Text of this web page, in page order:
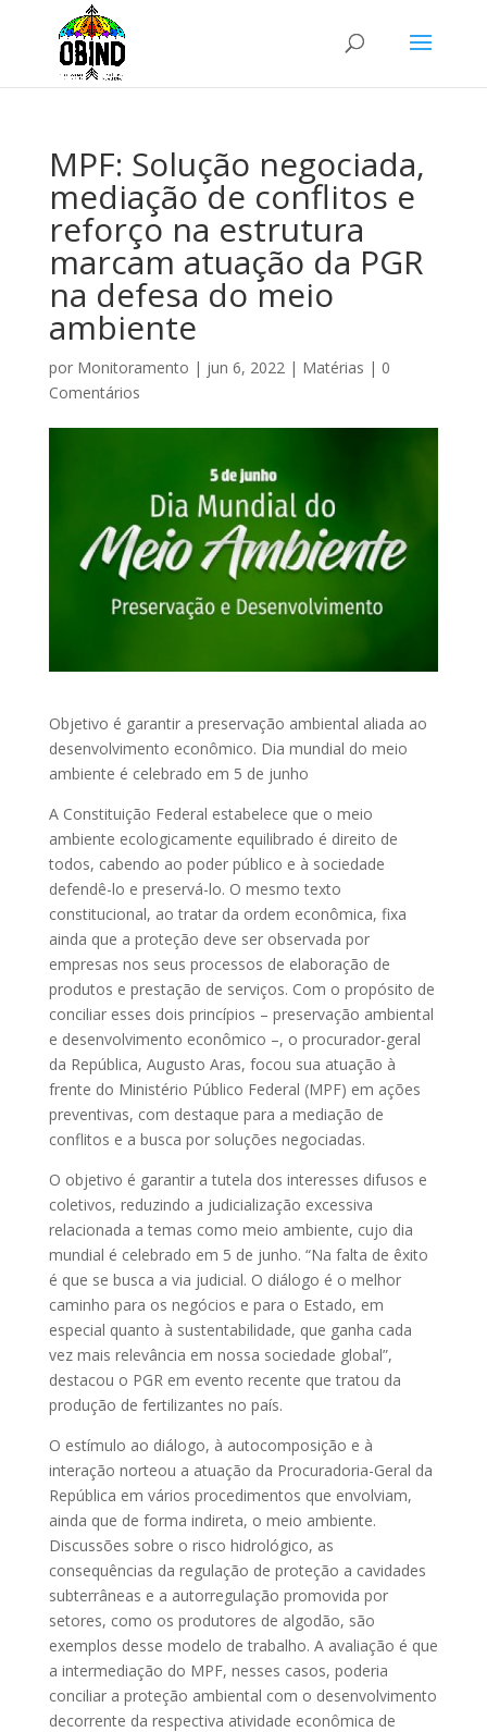
MPF: Solução negociada,
mediação de conflitos e
reforço na estrutura
marcam atuação da PGR
na defesa do meio
ambiente
por Monitoramento | jun 6, 2022| Matérias | 0
Comentários
Objetivo é garantir a preservação ambiental aliada ao
desenvolvimento econômico. Dia mundial do meio
ambiente é celebrado em 5 de junho
A Constituição Federal estabelece que o meio
ambiente ecologicamente equilibrado é direito de
todos, cabendo ao poder público e à sociedade
defendê-lo e preservá-lo. O mesmo texto
constitucional, ao tratar da ordem econômica, fixa
ainda que a proteção deve ser observada por
empresas nos seus processos de elaboração de
produtos e prestação de serviços. Com o propósito de
conciliar esses dois princípios – preservação ambiental
e desenvolvimento econômico –, o procurador-geral
da República, Augusto Aras, focou sua atuação à
frente do Ministério Público Federal (MPF) em ações
preventivas, com destaque para a mediação de
conflitos e a busca por soluções negociadas.
O objetivo é garantir a tutela dos interesses difusos e
coletivos, reduzindo a judicialização excessiva
relacionada a temas como meio ambiente, cujo dia
mundial é celebrado em 5 de junho. “Na falta de êxito
é que se busca a via judicial. O diálogo é o melhor
caminho para os negócios e para o Estado, em
especial quanto à sustentabilidade, que ganha cada
vez mais relevância em nossa sociedade global”,
destacou o PGR em evento recente que tratou da
produção de fertilizantes no país.
O estímulo ao diálogo, à autocomposição e à
interação norteou a atuação da Procuradoria-Geral da
República em vários procedimentos que envolviam,
ainda que de forma indireta, o meio ambiente.
Discussões sobre o risco hidrológico, as
consequências da regulação de proteção a cavidades
subterrâneas e a autorregulação promovida por
setores, como os produtores de algodão, são
exemplos desse modelo de trabalho. A avaliação é que
a intermediação do MPF, nesses casos, poderia
conciliar a proteção ambiental com o desenvolvimento
decorrente da respectiva atividade econômica de